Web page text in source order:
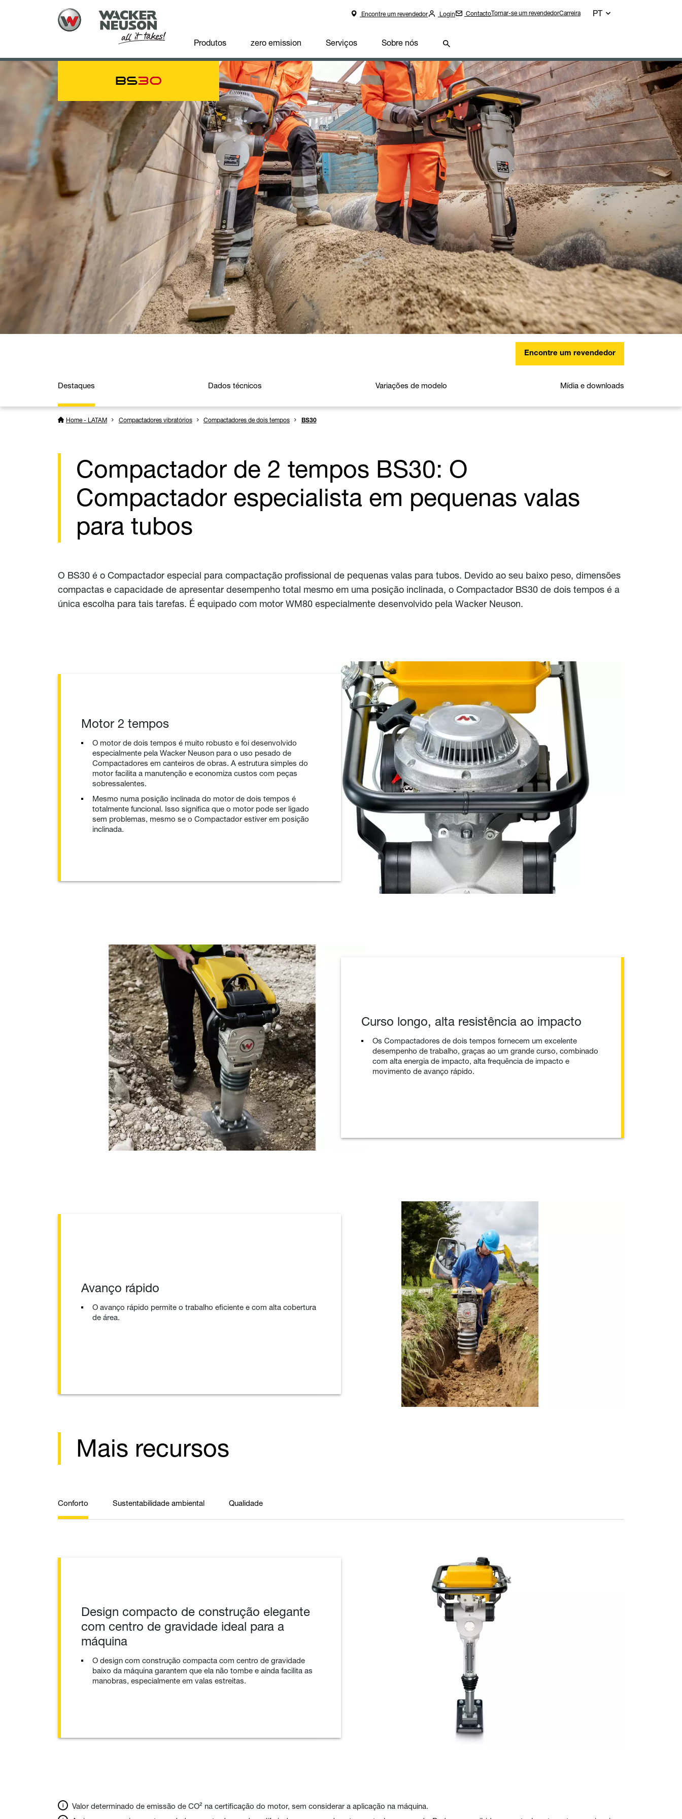
Encontre um revendedor Login ContactoTornar-se um revendedorCarreira PT
Produtos zero emission Serviços Sobre nós
BS30
Encontre um revendedor
Destaques Dados técnicos Variações de modelo Mídia e downloads
Home - LATAM Compactadores vibratórios Compactadores de dois tempos BS30
Compactador de 2 tempos BS30: O
Compactador especialista em pequenas valas
para tubos
O BS30 é o Compactador especial para compactação profissional de pequenas valas para tubos. Devido ao seu baixo peso, dimensões
compactas e capacidade de apresentar desempenho total mesmo em uma posição inclinada, o Compactador BS30 de dois tempos é a
única escolha para tais tarefas. É equipado com motor WM80 especialmente desenvolvido pela Wacker Neuson.
Motor 2 tempos
O motor de dois tempos é muito robusto e foi desenvolvido
especialmente pela Wacker Neuson para o uso pesado de
Compactadores em canteiros de obras. A estrutura simples do
motor facilita a manutenção e economiza custos com peças
sobressalentes.
Mesmo numa posição inclinada do motor de dois tempos é
totalmente funcional. Isso significa que o motor pode ser ligado
sem problemas, mesmo se o Compactador estiver em posição
inclinada.
Curso longo, alta resistência ao impacto
Os Compactadores de dois tempos fornecem um excelente
desempenho de trabalho, graças ao um grande curso, combinado
com alta energia de impacto, alta frequência de impacto e
movimento de avanço rápido.
Avanço rápido
O avanço rápido permite o trabalho eficiente e com alta cobertura
de área.
Mais recursos
Conforto Sustentabilidade ambiental Qualidade
Design compacto de construção elegante
com centro de gravidade ideal para a
máquina
O design com construção compacta com centro de gravidade
baixo da máquina garantem que ela não tombe e ainda facilita as
manobras, especialmente em valas estreitas.
Valor determinado de emissão de CO² na certificação do motor, sem considerar a aplicação na máquina.